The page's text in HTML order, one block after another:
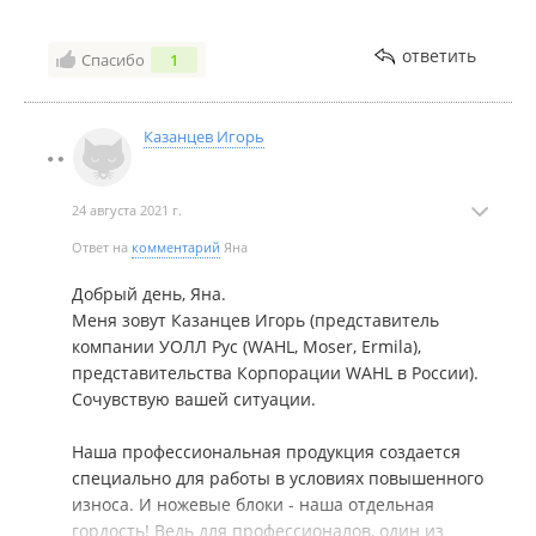
Спасибо 1 ответить
Казанцев Игорь
24 августа 2021 г.
Ответ на комментарий Яна
Добрый день, Яна.
Меня зовут Казанцев Игорь (представитель
компании УОЛЛ Рус (WAHL, Moser, Ermila),
представительства Корпорации WAHL в России).
Сочувствую вашей ситуации.
Наша профессиональная продукция создается
специально для работы в условиях повышенного
износа. И ножевые блоки - наша отдельная
гордость! Ведь для профессионалов, один из